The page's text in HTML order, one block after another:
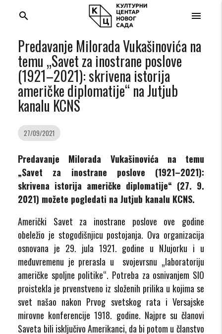
menu
search
Predavanje Milorada Vukašinovića na
temu „Savet za inostrane poslove
(1921–2021): skrivena istorija
američke diplomatije“ na Jutjub
kanalu KCNS
27/09/2021
Predavanje Milorada Vukašinovića na temu
„Savet za inostrane poslove (1921–2021):
skrivena istorija američke diplomatije“ (27. 9.
2021) možete pogledati na Jutjub kanalu KCNS.
Američki Savet za inostrane poslove ove godine
obeležio je stogodišnjicu postojanja. Ova organizacija
osnovana je 29. jula 1921. godine u NJujorku i u
međuvremenu je prerasla u svojevrsnu „laboratoriju
američke spoljne politike“. Potreba za osnivanjem SIO
proistekla je prvenstveno iz složenih prilika u kojima se
svet našao nakon Prvog svetskog rata i Versajske
mirovne konferencije 1918. godine. Najpre su članovi
Saveta bili isključivo Amerikanci, da bi potom u članstvo